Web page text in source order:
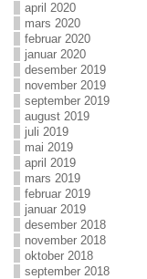
april 2020
mars 2020
februar 2020
januar 2020
desember 2019
november 2019
september 2019
august 2019
juli 2019
mai 2019
april 2019
mars 2019
februar 2019
januar 2019
desember 2018
november 2018
oktober 2018
september 2018